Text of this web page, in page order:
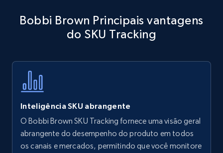
specific keywords
Title, Seller name, Brand, Description, Initial
Amazon products - find products by using
upc numbers
Bobbi Brown Principais vantagens
do SKU Tracking
Inteligência SKU abrangente
O Bobbi Brown SKU Tracking fornece uma visão geral
abrangente do desempenho do produto em todos
os canais e mercados, permitindo que você monitore